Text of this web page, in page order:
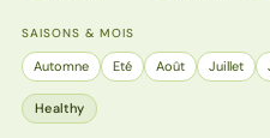
SAISONS & MOIS
Automne Eté Août Juillet
Healthy